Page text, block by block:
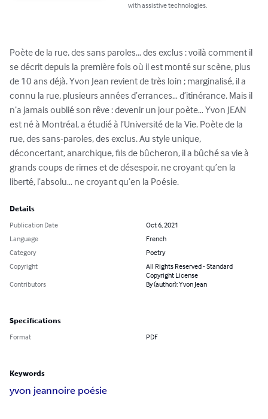
with assistive technologies.
Poète de la rue, des sans paroles… des exclus : voilà comment il
se décrit depuis la première fois où il est monté sur scène, plus
de 10 ans déjà. Yvon Jean revient de très loin ; marginalisé, il a
connu la rue, plusieurs années d’errances… d’itinérance. Mais il
n’a jamais oublié son rêve : devenir un jour poète… Yvon JEAN
est né à Montréal, a étudié à l’Université de la Vie. Poète de la
rue, des sans-paroles, des exclus. Au style unique,
déconcertant, anarchique, fils de bûcheron, il a bûché sa vie à
grands coups de rimes et de désespoir, ne croyant qu’en la
liberté, l’absolu… ne croyant qu’en la Poésie.
Details
Publication Date
Oct 6, 2021
Language
French
Category
Poetry
Copyright
All Rights Reserved - Standard
Copyright License
Contributors
By (author): Yvon Jean
Specifications
Format PDF
Keywords
yvon jeannoire poésie